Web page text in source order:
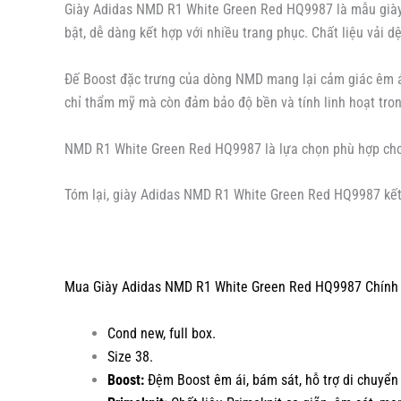
Giày Adidas NMD R1 White Green Red HQ9987 là mẫu
bật, dễ dàng kết hợp với nhiều trang phục. Chất liệu vải
Đế Boost đặc trưng của dòng NMD mang lại cảm giác
chỉ thẩm mỹ mà còn đảm bảo độ bền và tính linh hoạt
NMD R1 White Green Red HQ9987 là lựa chọn phù hợp
Tóm lại, giày Adidas NMD R1 White Green Red HQ9987
Mua Giày Adidas NMD R1 White Green Red HQ9987
Cond new, full box.
Size 38.
Boost: Đệm Boost êm ái, bám sát, hỗ trợ di